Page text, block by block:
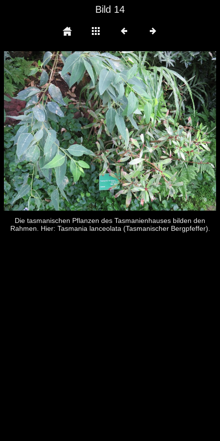
Bild 14
Die tasmanischen Pflanzen des Tasmanienhauses bilden den
Rahmen. Hier: Tasmania lanceolata (Tasmanischer Bergpfeffer).